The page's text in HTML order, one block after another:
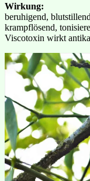
Wirkung:
beruhigend,
krampflösend,
Viscotoxin wirkt